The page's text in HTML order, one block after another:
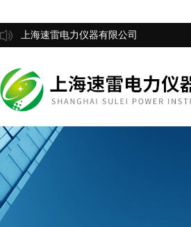
上海速雷电力仪器有限公司